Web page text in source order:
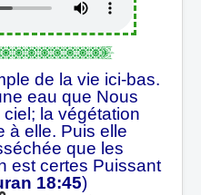
de la vie ici-bas.
eau que Nous
la végétation
à elle. Puis elle
que les
est certes Puissant
18:45)